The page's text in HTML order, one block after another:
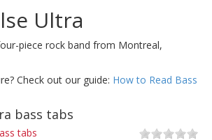
Ultra
piece rock band from Montreal,
Check out our guide: How to Read Bass
bass tabs
tabs